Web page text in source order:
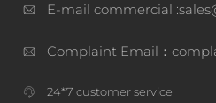
E-mail commercial
Complaint Email：
24*7 customer service